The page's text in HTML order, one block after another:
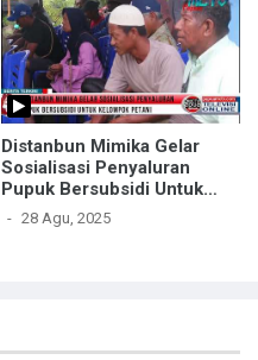
Distanbun Mimika Gelar
Sosialisasi Penyaluran
Pupuk Bersubsidi Untuk
Petani
28 Agu, 2025